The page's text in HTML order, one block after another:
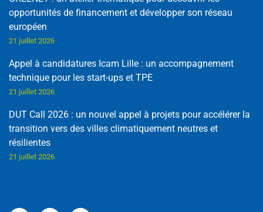
opportunités de financement et développer son réseau
européen
21 juillet 2026
Appel à candidatures Icam Lille : un accompagnement
technique pour les start-ups et TPE
21 juillet 2026
DUT Call 2026 : un nouvel appel à projets pour accélérer la
transition vers des villes climatiquement neutres et
résilientes
21 juillet 2026